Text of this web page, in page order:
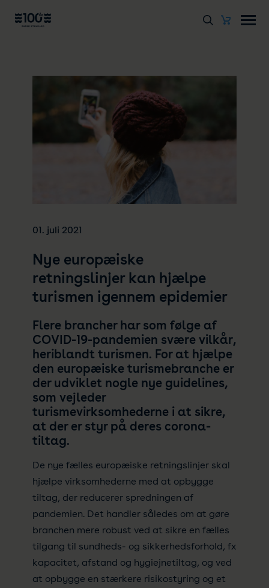
01. juli 2021
Nye europæiske
retningslinjer kan hjælpe
turismen igennem epidemier
Flere brancher har som følge af
COVID-19-pandemien svære vilkår,
heriblandt turismen. For at hjælpe
den europæiske turismebranche er
der udviklet nogle nye guidelines,
som vejleder
turismevirksomhederne i at sikre,
at der er styr på deres corona-
tiltag.
De nye fælles europæiske retningslinjer skal
hjælpe virksomhederne med at opbygge
tiltag, der reducerer spredningen af
pandemien. Det handler således om at gøre
branchen mere robust ved at sikre en fælles
tilgang til sundheds- og sikkerhedsforhold, fx
kapacitet, afstand og hygiejnetiltag, og ved
at opbygge en stærkere risikostyring og et